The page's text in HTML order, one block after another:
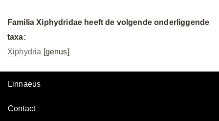
Familia Xiphydridae heeft de volgende onderliggende
taxa:
Xiphydria [genus]
Linnaeus
Contact